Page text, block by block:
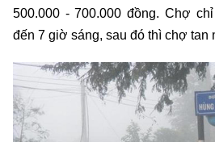
500.000 - 700.000 đồng. Chợ
đến 7 giờ sáng, sau đó thì chợ tan